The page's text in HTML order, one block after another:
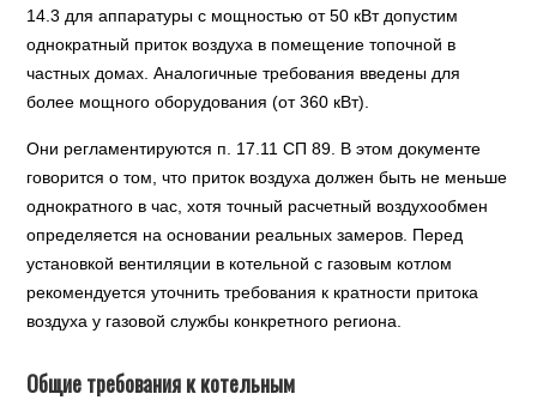
14.3 для аппаратуры с мощностью от 50 кВт допустим
однократный приток воздуха в помещение топочной в
частных домах. Аналогичные требования введены для
более мощного оборудования (от 360 кВт).
Они регламентируются п. 17.11 СП 89. В этом документе
говорится о том, что приток воздуха должен быть не меньше
однократного в час, хотя точный расчетный воздухообмен
определяется на основании реальных замеров. Перед
установкой вентиляции в котельной с газовым котлом
рекомендуется уточнить требования к кратности притока
воздуха у газовой службы конкретного региона.
Общие требования к котельным